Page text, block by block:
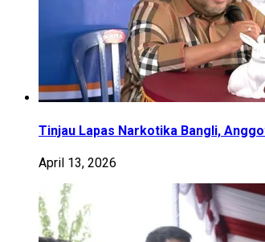
Tinjau Lapas Narkotika Bangli,
April 13, 2026